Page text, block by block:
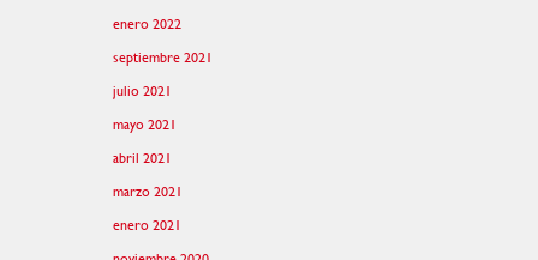
enero 2022
septiembre 2021
julio 2021
mayo 2021
abril 2021
marzo 2021
enero 2021